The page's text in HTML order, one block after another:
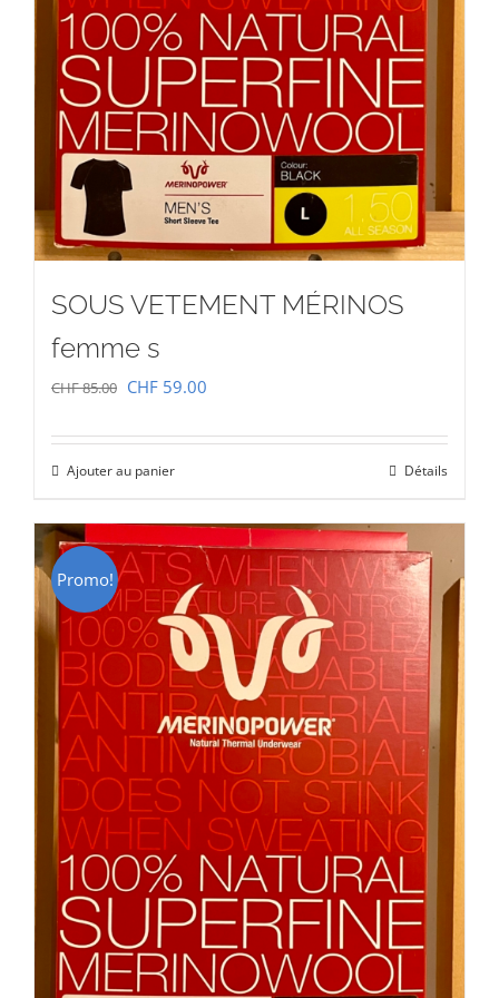
SOUS VETEMENT MÉRINOS
femme s
CHF85.00 Le
initial
était :
CHF 85.00.
CHF 59.00
actuel
CHF 59.00.
Ajouter au panier Détails
Promo!